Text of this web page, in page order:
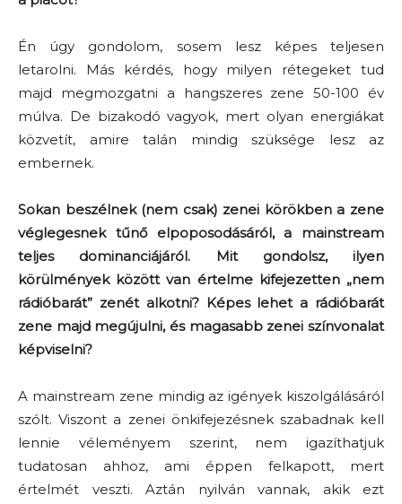
Én úgy gondolom, sosem lesz képes teljesen
letarolni. Más kérdés, hogy milyen rétegeket tud
majd megmozgatni a hangszeres zene 50-100 év
múlva. De bizakodó vagyok, mert olyan energiákat
közvetít, amire talán mindig szüksége lesz az
embernek.
Sokan beszélnek (nem csak) zenei körökben a zene
véglegesnek tűnő elpoposodásáról, a mainstream
teljes dominanciájáról. Mit gondolsz, ilyen
körülmények között van értelme kifejezetten „nem
rádióbarát” zenét alkotni? Képes lehet a rádióbarát
zene majd megújulni, és magasabb zenei színvonalat
képviselni?
A mainstream zene mindig az igények kiszolgálásáról
szólt. Viszont a zenei önkifejezésnek szabadnak kell
lennie véleményem szerint, nem igazíthatjuk
tudatosan ahhoz, ami éppen felkapott, mert
értelmét veszti. Aztán nyilván vannak, akik ezt